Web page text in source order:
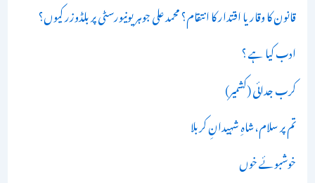
قانون کا وقار یا اقتدار کا انتقام؟ محمد علی جوہر یونیورسٹی پر بلڈوزر کیوں؟
ادب کیا ہے ؟
کرب جدائی (کشمیر)
تم پر سلام،شاہِ شہیدانِ کربلا
خوشبوئے خوں